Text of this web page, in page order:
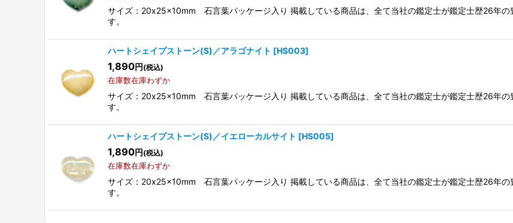
サイズ：20x25x10mm 石言葉パッケージ入り 掲載している商品は、全て当社の鑑定士が鑑定士歴26年の
す。
ハートシェイプストーン(S)／アラゴナイト [HS003]
1,890円 (税込)
在庫数在庫わずか
サイズ：20x25x10mm 石言葉パッケージ入り 掲載している商品は、全て当社の鑑定士が鑑定士歴26年の
す。
ハートシェイプストーン(S)／イエローカルサイト [HS005]
1,890円 (税込)
在庫数在庫わずか
サイズ：20x25x10mm 石言葉パッケージ入り 掲載している商品は、全て当社の鑑定士が鑑定士歴26年の
す。